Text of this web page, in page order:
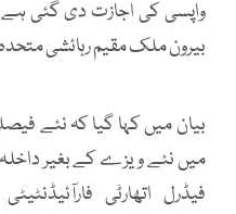
واپسی کی اجازت دی گئی
بیرون ملک مقیم رہائشی
بیان میں کہا گیا کہ نئے
میں نئے ویزے کے بغیر
فیڈرل اتھارٹی